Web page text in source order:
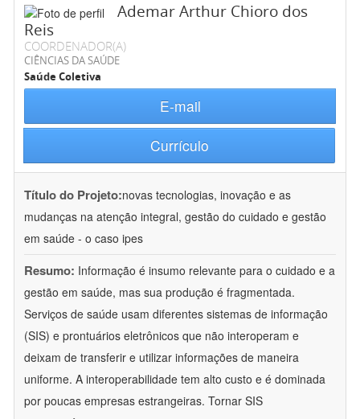
Ademar Arthur Chioro dos
Reis
COORDENADOR(A)
CIÊNCIAS DA SAÚDE
Saúde Coletiva
E-mail
Currículo
Título do Projeto:novas tecnologias, inovação e as
mudanças na atenção integral, gestão do cuidado e gestão
em saúde - o caso ipes
Resumo: Informação é insumo relevante para o cuidado e a
gestão em saúde, mas sua produção é fragmentada.
Serviços de saúde usam diferentes sistemas de informação
(SIS) e prontuários eletrônicos que não interoperam e
deixam de transferir e utilizar informações de maneira
uniforme. A interoperabilidade tem alto custo e é dominada
por poucas empresas estrangeiras. Tornar SIS